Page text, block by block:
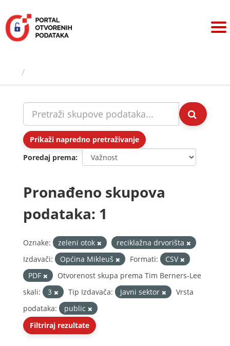
sadržaj
Prikaži napredno pretraživanje
Poredaj prema
Pronađeno skupova
podataka: 1
Oznake: zeleni otok
reciklažna drvorišta
Izdavači:
Općina Mikleuš Formati:
CSV
PDF
Otvorenost skupa prema Tim Berners-Lee
skali:
3 Tip Izdavača: Javni sektor
Vrsta
podataka:
public
Filtriraj rezultate